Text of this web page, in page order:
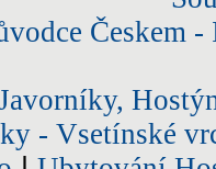
Českem
- Vsetínské